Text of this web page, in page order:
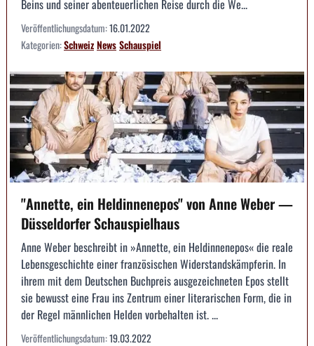
Beins und seiner abenteuerlichen Reise durch die We...
Veröffentlichungsdatum:16.01.2022
Kategorien:SchweizNewsSchauspiel
"Annette, ein Heldinnenepos" von Anne Weber —
Düsseldorfer Schauspielhaus
Anne Weber beschreibt in »Annette, ein Heldinnenepos« die reale
Lebensgeschichte einer französischen Widerstandskämpferin. In
ihrem mit dem Deutschen Buchpreis ausgezeichneten Epos stellt
sie bewusst eine Frau ins Zentrum einer literarischen Form, die in
der Regel männlichen Helden vorbehalten ist. ...
Veröffentlichungsdatum:19.03.2022